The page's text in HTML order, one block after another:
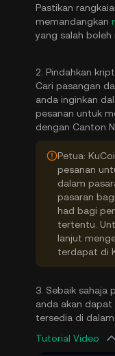
Pastikan
memandangkan
yang salah boleh
2. Pindahkan
Cari pasangan
anda inginkan
pesanan untuk
dengan Canton
Petua:
pesanan
dalam
pasaran
had bagi
tertentu.
lanjut
terdapat di
3. Sebaik sahaja
anda akan
tersedia di
Tutorial Video